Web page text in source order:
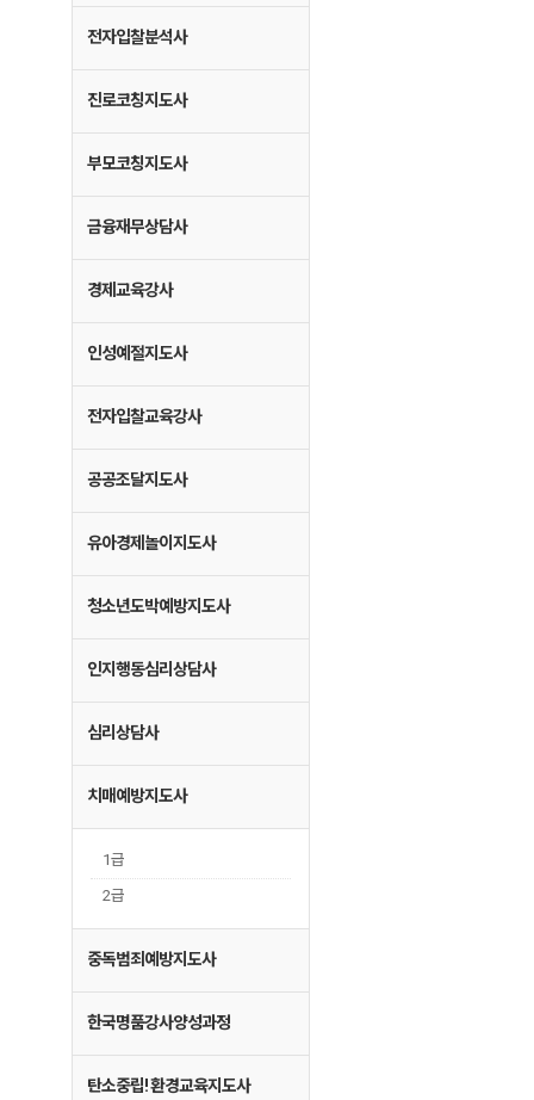
전자입찰분석사
진로코칭지도사
부모코칭지도사
금융재무상담사
경제교육강사
인성예절지도사
전자입찰교육강사
공공조달지도사
유아경제놀이지도사
청소년도박예방지도사
인지행동심리상담사
심리상담사
치매예방지도사
1급
2급
중독범죄예방지도사
한국명품강사양성과정
탄소중립! 환경교육지도사